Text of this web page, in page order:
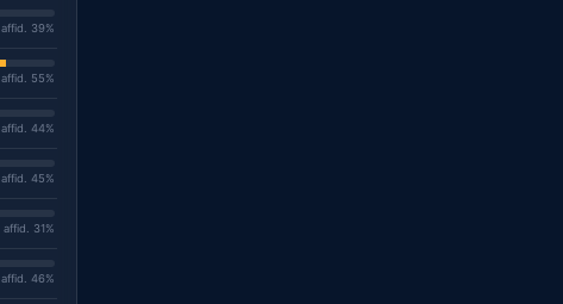
affid. 39%
affid. 55%
affid. 44%
affid. 45%
affid. 31%
affid. 46%